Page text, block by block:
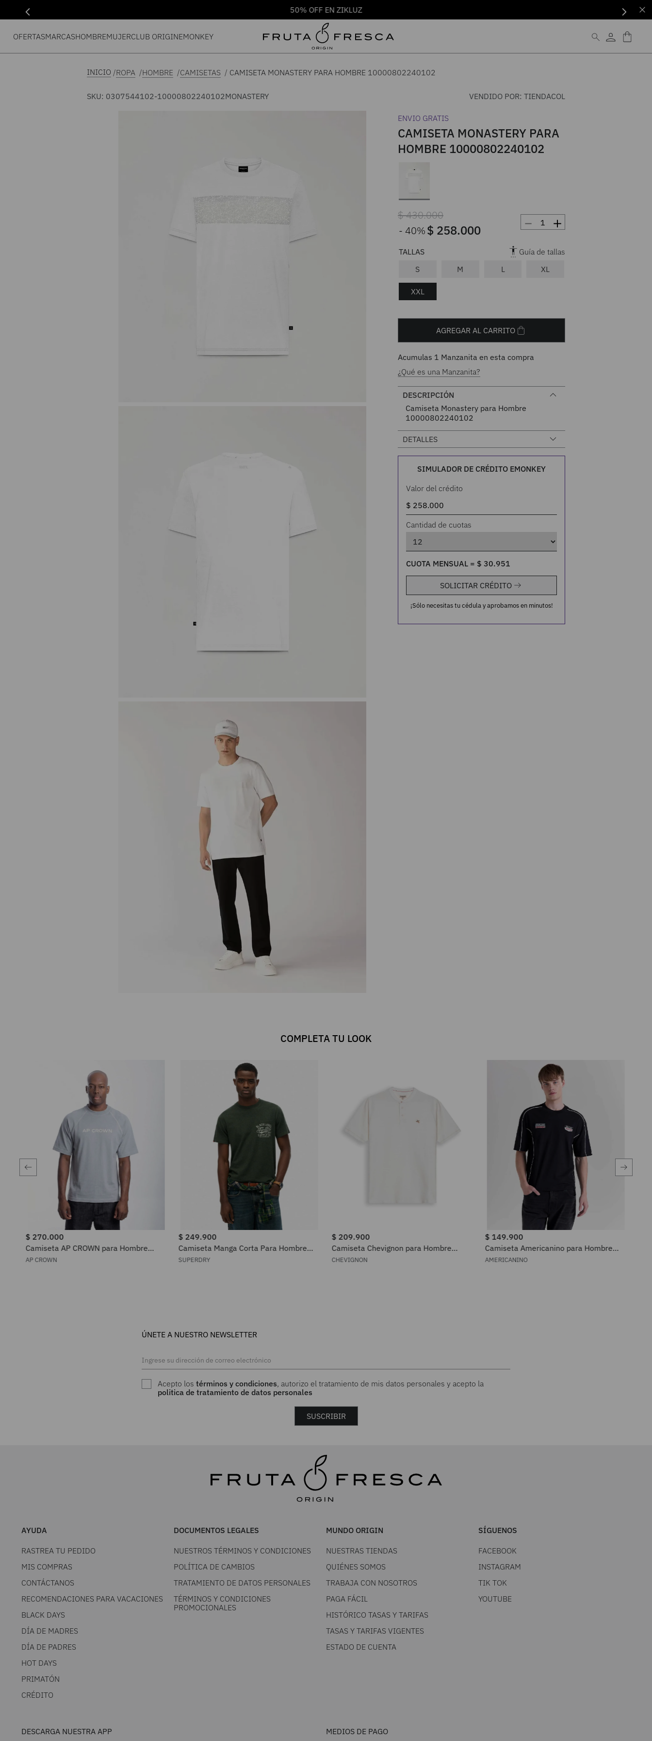
50% OFF EN ZIKLUZ
OFERTASMARCASHOMBREMUJERCLUB ORIGINEMONKEY
ROPA HOMBRE CAMISETAS CAMISETA MONASTERY PARA HOMBRE 10000802240102
SKU: 0307544102-10000802240102MONASTERY VENDIDO POR:TIENDACOL
ENVIO GRATIS
CAMISETA MONASTERY PARA
HOMBRE 10000802240102
$430.000
40%$ 258.000 ＋
－
L
M
S XL
XXL
Guía de tallas
AGREGAR AL CARRITO
Acumulas 1 Manzanita en esta compra
¿Qué es una Manzanita?
DESCRIPCIÓN
Camiseta Monastery para Hombre
10000802240102
DETALLES
SIMULADOR DE CRÉDITO EMONKEY
Valor del crédito
Cantidad de cuotas
CUOTA MENSUAL = $ 30.951
SOLICITAR CRÉDITO
¡Sólo necesitas tu cédula y aprobamos en minutos!
COMPLETA TU LOOK
$ 270.000
Camiseta AP CROWN para Hombre
APH25602
AP CROWN
$ 249.900
Camiseta Manga Corta Para Hombre
Industrial Relaxed Tee Superdry
SUPERDRY
$ 209.900
Camiseta Chevignon para Hombre
601H007
CHEVIGNON
$ 149.900
Camiseta Americanino para Hombre
849G019
AMERICANINO
ÚNETE A NUESTRO NEWSLETTER
Acepto lostérminos y condiciones, autorizo el tratamiento de mis datos personales y acepto la
politica de tratamiento de datos personales
SUSCRIBIR
AYUDA
RASTREA TU PEDIDO
MIS COMPRAS
CONTÁCTANOS
RECOMENDACIONES PARA VACACIONES
BLACK DAYS
DÍA DE MADRES
DÍA DE PADRES
HOT DAYS
PRIMATÓN
CRÉDITO
DOCUMENTOS LEGALES
NUESTROS TÉRMINOS Y CONDICIONES
POLÍTICA DE CAMBIOS
TRATAMIENTO DE DATOS PERSONALES
TÉRMINOS Y CONDICIONES
PROMOCIONALES
MUNDO ORIGIN
NUESTRAS TIENDAS
QUIÉNES SOMOS
TRABAJA CON NOSOTROS
PAGA FÁCIL
HISTÓRICO TASAS Y TARIFAS
TASAS Y TARIFAS VIGENTES
ESTADO DE CUENTA
SÍGUENOS
FACEBOOK
INSTAGRAM
TIK TOK
YOUTUBE
DESCARGA NUESTRA APP MEDIOS DE PAGO